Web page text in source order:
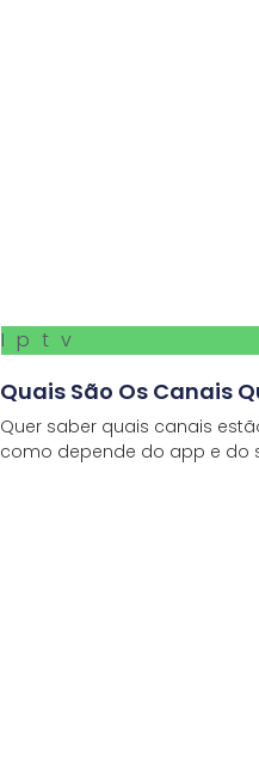
Iptv
Quais São Os Canais
Quer saber quais canais
como depende do app e do